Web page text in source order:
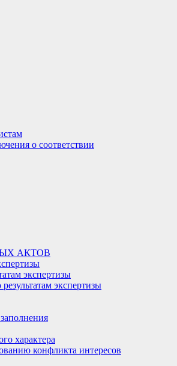
о соответствии
АКТОВ
экспертизы
экспертизы
характера
конфликта интересов